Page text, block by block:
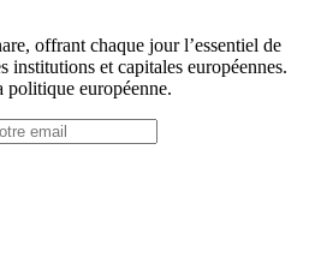
offrant chaque jour l’essentiel de
institutions et capitales européennes.
politique européenne.